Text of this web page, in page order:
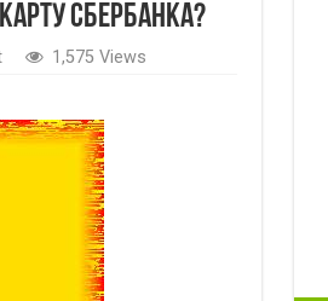
Сбербанка?
1,575 Views